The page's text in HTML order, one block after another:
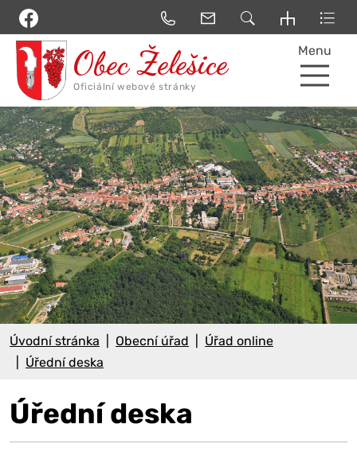
Menu
Úvodní stránka Obecní úřad
Úřad online
Úřední deska
Úřední deska